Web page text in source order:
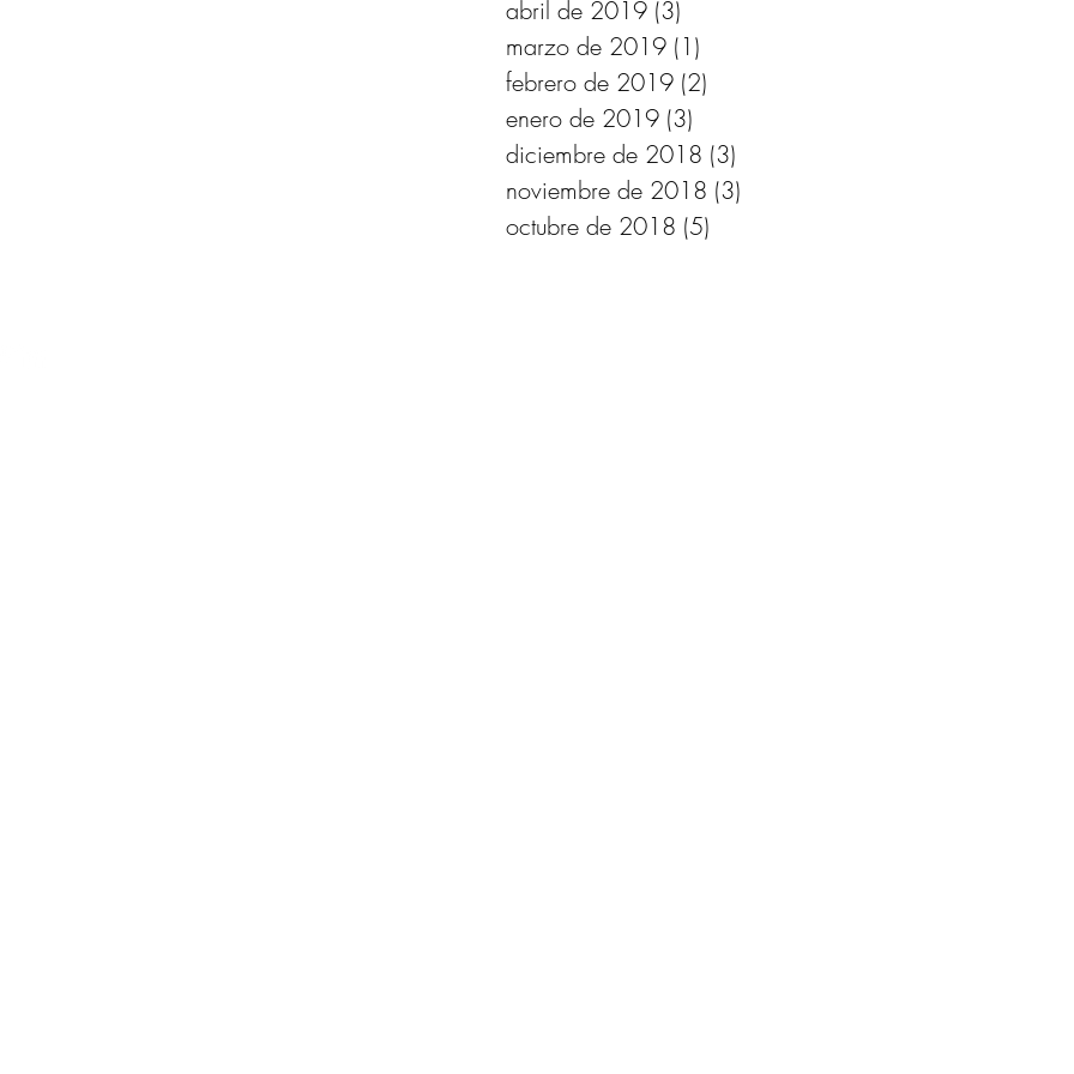
abril de 2019 (3)
marzo de 2019 (1)
febrero de 2019 (2)
enero de 2019 (3)
diciembre de 2018 (3)
noviembre de 2018 (3)
octubre de 2018 (5)